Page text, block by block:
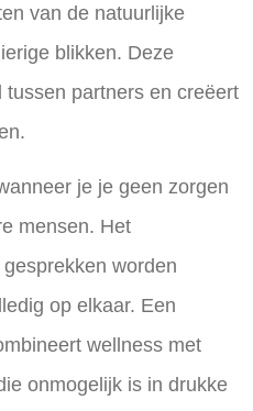
van de natuurlijke
blikken. Deze
partners en creëert
je je geen zorgen
mensen. Het
worden
op elkaar. Een
wellness met
onmogelijk is in drukke